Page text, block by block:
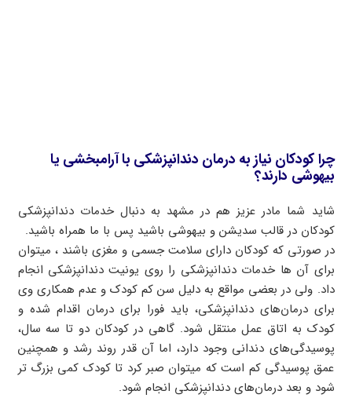
چرا کودکان نیاز به درمان دندانپزشکی با آرامبخشی یا
بیهوشی دارند؟
شاید شما مادر عزیز هم در مشهد به دنبال خدمات دندانپزشکی
کودکان در قالب سدیشن و بیهوشی باشید پس با ما همراه باشید.
در صورتی که کودکان دارای سلامت جسمی و مغزی باشند ، میتوان
برای آن ها خدمات دندانپزشکی را روی یونیت دندانپزشکی انجام
داد. ولی در بعضی مواقع به دلیل سن کم کودک و عدم همکاری وی
برای درمان‌های دندانپزشکی، باید فورا برای درمان اقدام شده و
کودک به اتاق عمل منتقل شود. گاهی در کودکان دو تا سه سال،
پوسیدگی‌های دندانی وجود دارد، اما آن قدر روند رشد و همچنین
عمق پوسیدگی کم است که میتوان صبر کرد تا کودک کمی بزرگ تر
شود و بعد درمان‌های دندانپزشکی انجام شود.